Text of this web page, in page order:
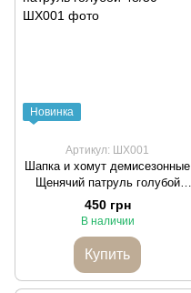
Новинка
Артикул: ШХ001
Шапка и хомут демисезонные
Щенячий патруль голубой
48/50
450 грн
В наличии
Купить